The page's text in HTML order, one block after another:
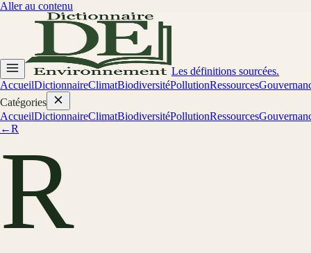
Aller au contenu
Les définitions sourcées.
AccueilDictionnaireClimatBiodiversitéPollutionRessources
Catégories
AccueilDictionnaireClimatBiodiversitéPollutionRessources
←R
R